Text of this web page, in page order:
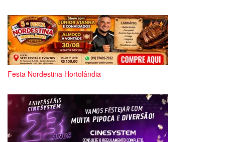
Festa Nordestina Hortolândia